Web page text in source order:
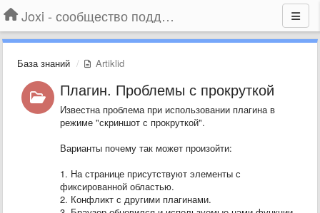
Joxi - сообщество поддержки
База знаний Artiklid
Плагин. Проблемы с прокруткой
Известна проблема при использовании плагина в
режиме "скриншот с прокруткой".
Варианты почему так может произойти:
1. На странице присутствуют элементы с
фиксированной областью.
2. Конфликт с другими плагинами.